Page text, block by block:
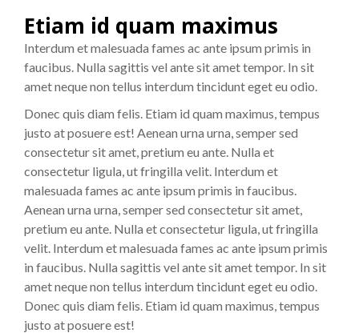
Etiam id quam maximus
Interdum et malesuada fames ac ante ipsum primis in
faucibus. Nulla sagittis vel ante sit amet tempor. In sit
amet neque non tellus interdum tincidunt eget eu odio.
Donec quis diam felis. Etiam id quam maximus, tempus
justo at posuere est! Aenean urna urna, semper sed
consectetur sit amet, pretium eu ante. Nulla et
consectetur ligula, ut fringilla velit. Interdum et
malesuada fames ac ante ipsum primis in faucibus.
Aenean urna urna, semper sed consectetur sit amet,
pretium eu ante. Nulla et consectetur ligula, ut fringilla
velit. Interdum et malesuada fames ac ante ipsum primis
in faucibus. Nulla sagittis vel ante sit amet tempor. In sit
amet neque non tellus interdum tincidunt eget eu odio.
Donec quis diam felis. Etiam id quam maximus, tempus
justo at posuere est!